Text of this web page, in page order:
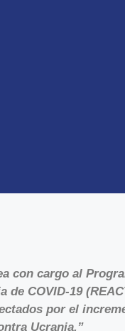
cargo al
COVID-19
por el
Ucrania.”